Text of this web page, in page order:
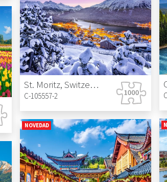
St. Moritz, Switzerland
C-105557-2
NOVEDAD